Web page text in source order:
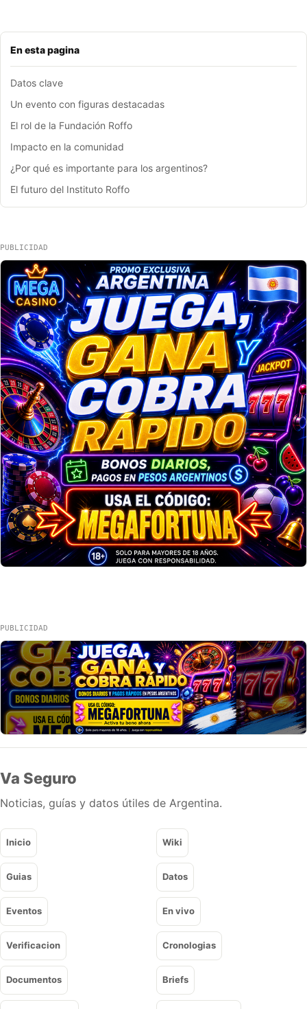
En esta pagina
Datos clave
Un evento con figuras destacadas
El rol de la Fundación Roffo
Impacto en la comunidad
¿Por qué es importante para los argentinos?
El futuro del Instituto Roffo
PUBLICIDAD
PUBLICIDAD
Va Seguro
Noticias, guías y datos útiles de Argentina.
Inicio Wiki
Guias Datos
Eventos En vivo
Verificacion Cronologias
Documentos Briefs